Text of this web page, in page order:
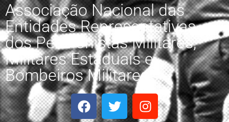
Associação Nacional das
Entidades Representativas
dos Pensionistas Militares,
Militares Estaduais e
Bombeiros Militares.